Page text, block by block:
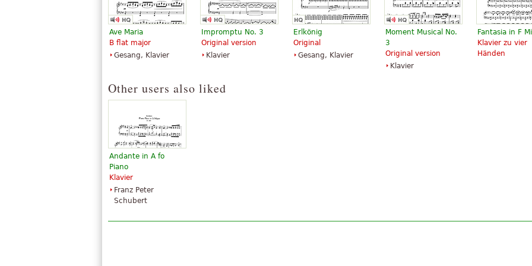
Ave Maria
B flat major
Gesang, Klavier
Impromptu No. 3
Original version
Klavier
Erlkönig
Original
Gesang, Klavier
Moment Musical No.
3
Original version
Klavier
Fantasia in F
Klavier zu vier
Händen
Other users also liked
Andante in A fo
Piano
Klavier
Franz Peter
Schubert